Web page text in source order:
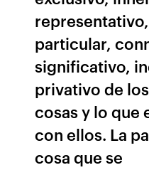
particular,
significativo,
privativo de
cosas y lo que
con ellos. La
cosa que se